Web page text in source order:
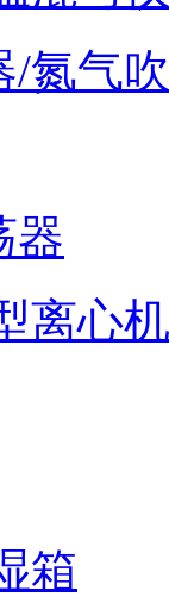
/氮气
器
离心机
箱